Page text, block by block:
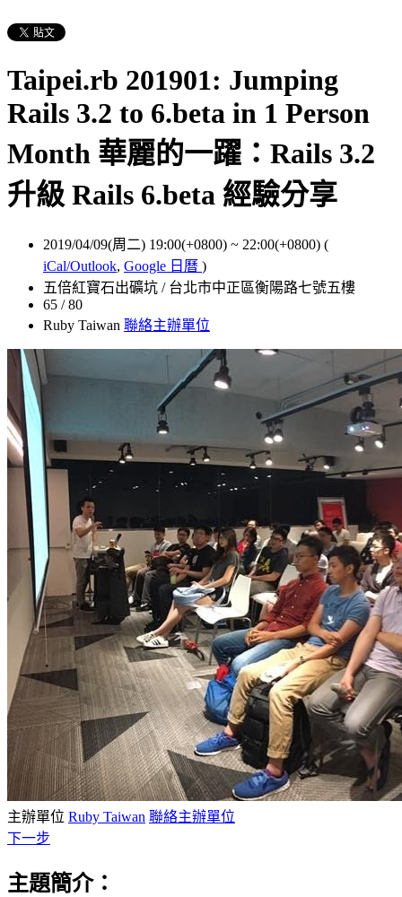
Taipei.rb 201901: Jumping
Rails 3.2 to 6.beta in 1 Person
Month 華麗的一躍：Rails 3.2
升級 Rails 6.beta 經驗分享
2019/04/09(周二) 19:00(+0800) ~ 22:00(+0800) (
iCal/Outlook, Google 日曆 )
五倍紅寶石出礦坑 / 台北市中正區衡陽路七號五樓
65 / 80
Ruby Taiwan 聯絡主辦單位
主辦單位 Ruby Taiwan 聯絡主辦單位
下一步
主題簡介：